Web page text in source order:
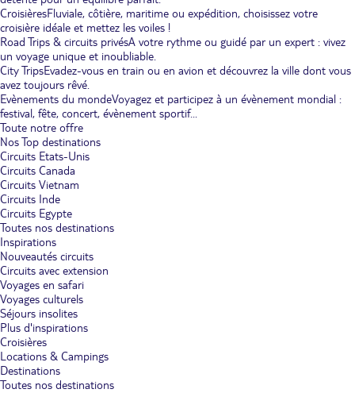
CroisièresFluviale, côtière, maritime ou expédition, choisissez votre
croisière idéale et mettez les voiles !
Road Trips & circuits privésA votre rythme ou guidé par un expert : vivez
un voyage unique et inoubliable.
City TripsEvadez-vous en train ou en avion et découvrez la ville dont vous
avez toujours rêvé.
Evènements du mondeVoyagez et participez à un évènement mondial :
festival, fête, concert, évènement sportif...
Toute notre offre
Nos Top destinations
Circuits Etats-Unis
Circuits Canada
Circuits Vietnam
Circuits Inde
Circuits Egypte
Toutes nos destinations
Inspirations
Nouveautés circuits
Circuits avec extension
Voyages en safari
Voyages culturels
Séjours insolites
Plus d'inspirations
Croisières
Locations & Campings
Destinations
Toutes nos destinations